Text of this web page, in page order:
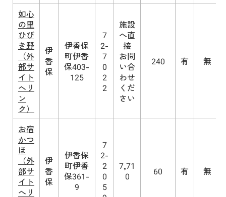
如心
の里
ひび
き野
（外
部サ
イト
へリ
ン
ク）
伊
香
保
伊香保
町伊香
保403-
125
7
2-
7
0
2
2
施設
へ直
接
お問
い合
わせ
くだ
さい
240 有 無
お宿
かつ
ほ
（外
部サ
イト
へリ
伊
香
保
伊香保
町伊香
保361-
9
7
2-
2
0
5
7,71
0
60 有 無